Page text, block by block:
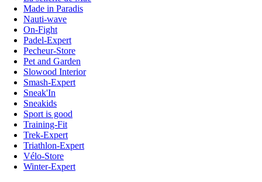
Made in Paradis
Nauti-wave
On-Fight
Padel-Expert
Pecheur-Store
Pet and Garden
Slowood Interior
Smash-Expert
Sneak'In
Sneakids
Sport is good
Training-Fit
Trek-Expert
Triathlon-Expert
Vélo-Store
Winter-Expert